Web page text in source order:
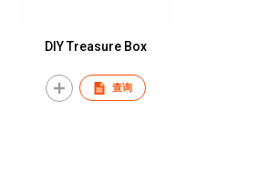
DIY Treasure Box
查询